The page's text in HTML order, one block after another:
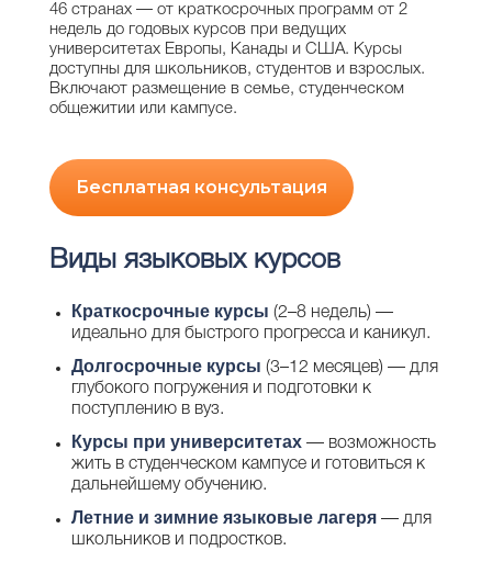
46 странах — от краткосрочных программ от 2
недель до годовых курсов при ведущих
университетах Европы, Канады и США. Курсы
доступны для школьников, студентов и взрослых.
Включают размещение в семье, студенческом
общежитии или кампусе.
Бесплатная консультация
Виды языковых курсов
Краткосрочные курсы (2–8 недель) —
идеально для быстрого прогресса и каникул.
Долгосрочные курсы (3–12 месяцев) — для
глубокого погружения и подготовки к
поступлению в вуз.
Курсы при университетах — возможность
жить в студенческом кампусе и готовиться к
дальнейшему обучению.
Летние и зимние языковые лагеря — для
школьников и подростков.